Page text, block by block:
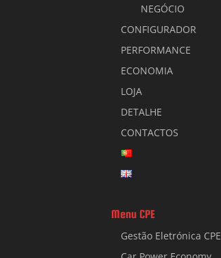
NEGÓCIO
CONFIGURADOR
PERFORMANCE
ECONOMIA
LOJA
DETALHE
CONTACTOS
Menu CPE
Gestão Eletrónica CPE